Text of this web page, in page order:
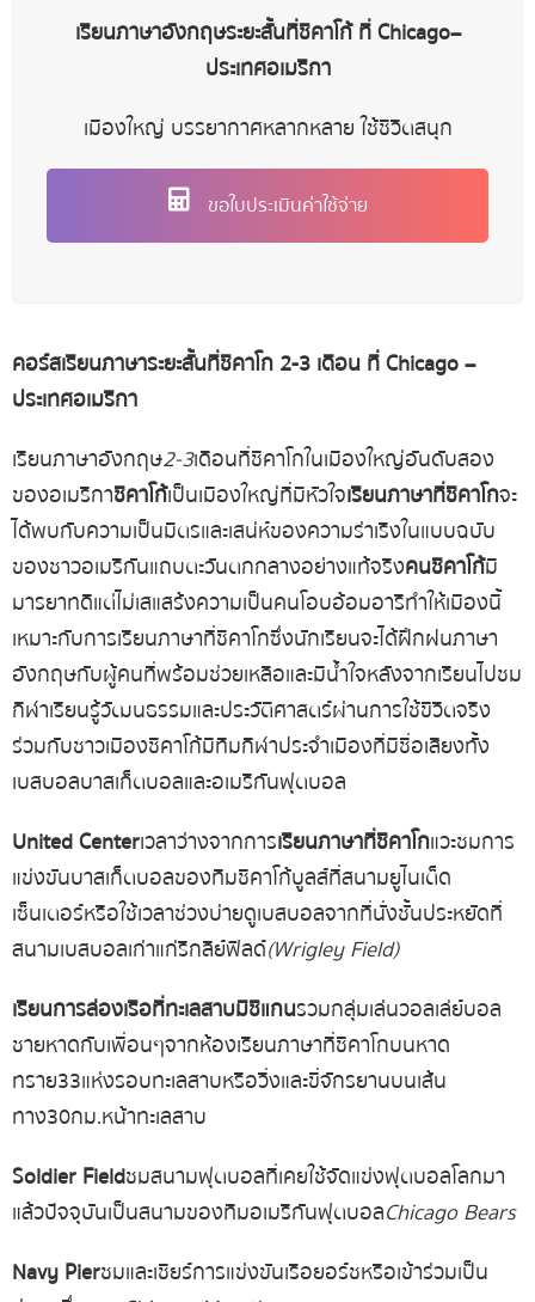
เรียนภาษาอังกฤษระยะสั้นที่ชิคาโก้ ที่Chicago –
ประเทศอเมริกา
เมืองใหญ่ บรรยากาศหลากหลาย ใช้ชีวิตสนุก
ขอใบประเมินค่าใช้จ่าย
คอร์สเรียนภาษาระยะสั้นที่ชิคาโก 2-3 เดือน ที่Chicago –
ประเทศอเมริกา
เรียนภาษาอังกฤษ2-3เดือนที่ชิคาโกในเมืองใหญ่อันดับสอง
ของอเมริกาชิคาโก้เป็นเมืองใหญ่ที่มีหัวใจเรียนภาษาที่ชิคาโกจะ
ได้พบกับความเป็นมิตรและเสน่ห์ของความร่าเริงในแบบฉบับ
ของชาวอเมริกันแถบตะวันตกกลางอย่างแท้จริงคนชิคาโก้มี
มารยาทดีแต่ไม่เสแสร้งความเป็นคนโอบอ้อมอารีทำให้เมืองนี้
เหมาะกับการเรียนภาษาที่ชิคาโกซึ่งนักเรียนจะได้ฝึกฝนภาษา
อังกฤษกับผู้คนที่พร้อมช่วยเหลือและมีน้ำใจหลังจากเรียนไปชม
กีฬาเรียนรู้วัฒนธรรมและประวัติศาสตร์ผ่านการใช้ขีวิตจริง
ร่วมกับชาวเมืองชิคาโก้มีทีมกีฬาประจำเมืองที่มีชื่อเสียงทั้ง
เบสบอลบาสเก็ตบอลและอเมริกันฟุตบอล
United Centerเวลาว่างจากการเรียนภาษาที่ชิคาโกแวะชมการ
แข่งขันบาสเก็ตบอลของทีมชิคาโก้บูลส์ที่สนามยูไนเต็ด
เซ็นเตอร์หรือใช้เวลาช่วงบ่ายดูเบสบอลจากที่นั่งชั้นประหยัดที่
สนามเบสบอลเก่าแก่ริกลีย์ฟิลด์(Wrigley Field)
เรียนการล่องเรือที่ทะเลสาบมิชิแกนรวมกลุ่มเล่นวอลเล่ย์บอล
ชายหาดกับเพื่อนๆจากห้องเรียนภาษาที่ชิคาโกบนหาด
ทราย33แห่งรอบทะเลสาบหรือวิ่งและขี่จักรยานบนเส้น
ทาง30กม.หน้าทะเลสาบ
Soldier Fieldชมสนามฟุตบอลที่เคยใช้จัดแข่งฟุตบอลโลกมา
แล้วปัจจุบันเป็นสนามของทีมอเมริกันฟุตบอลChicago Bears
Navy Pierชมและเชียร์การแข่งขันเรือยอร์ชหรือเข้าร่วมเป็น